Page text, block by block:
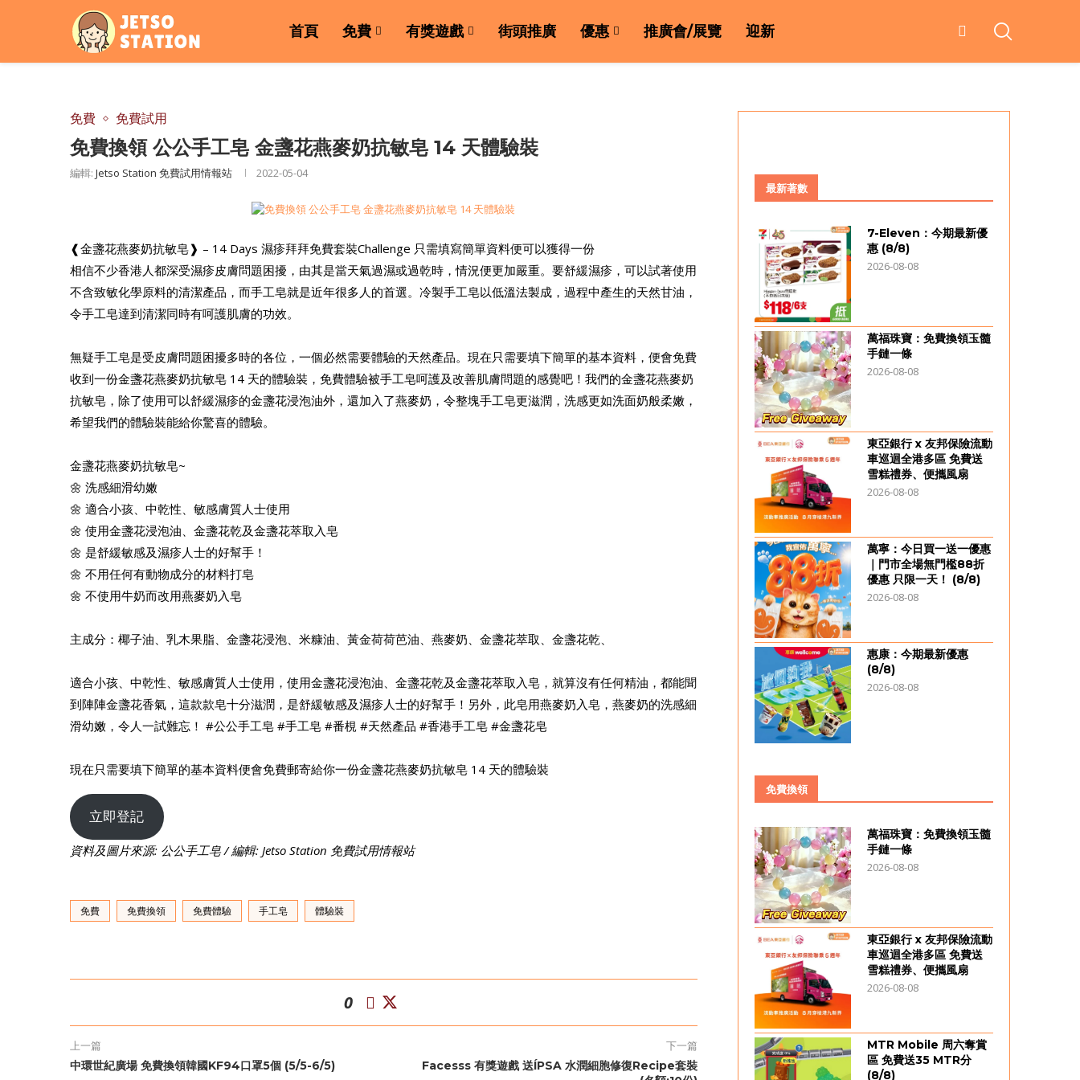
首頁 免費 有獎遊戲 街頭推廣 優惠 推廣會/展覽 迎新
免費 免費試用
免費換領 公公手工皂 金盞花燕麥奶抗敏皂 14 天體驗裝
編輯: Jetso Station 免費試用情報站 2022-05-04
❰金盞花燕麥奶抗敏皂❱​ – 14 Days 濕疹拜拜免費套裝Challenge 只需填寫簡單資料便可以獲得一份
相信不少香港人都深受濕疹皮膚問題困擾，由其是當天氣過濕或過乾時，情況便更加嚴重。要舒緩濕疹，可以試著使用
不含致敏化學原料的清潔產品，而手工皂就是近年很多人的首選。冷製手工皂以低溫法製成，過程中產生的天然甘油，
令手工皂達到清潔同時有呵護肌膚的功效。
無疑手工皂是受皮膚問題困擾多時的各位，一個必然需要體驗的天然產品。現在只需要填下簡單的基本資料，便會免費
收到一份金盞花燕麥奶抗敏皂 14 天的體驗裝，免費體驗被手工皂呵護及改善肌膚問題的感覺吧！我們的金盞花燕麥奶
抗敏皂，除了使用可以舒緩濕疹的金盞花浸泡油外，還加入了燕麥奶，令整塊手工皂更滋潤，洗感更如洗面奶般柔嫩，
希望我們的體驗裝能給你驚喜的體驗。
金盞花燕麥奶抗敏皂~
🌼 洗感細滑幼嫩
🌼 適合小孩、中乾性、敏感膚質人士使用
🌼 使用金盞花浸泡油、金盞花乾及金盞花萃取入皂
🌼 是舒緩敏感及濕疹人士的好幫手！
🌼 不用任何有動物成分的材料打皂
🌼 不使用牛奶而改用燕麥奶入皂
主成分：椰子油、乳木果脂、金盞花浸泡、米糠油、黃金荷荷芭油、燕麥奶、金盞花萃取、金盞花乾、
適合小孩、中乾性、敏感膚質人士使用，使用金盞花浸泡油、金盞花乾及金盞花萃取入皂，就算沒有任何精油，都能聞
到陣陣金盞花香氣，這款款皂十分滋潤，是舒緩敏感及濕疹人士的好幫手！另外，此皂用燕麥奶入皂，燕麥奶的洗感細
滑幼嫩，令人一試難忘！ #公公手工皂 #手工皂 #番梘 #天然產品 #香港手工皂 #金盞花皂
現在只需要填下簡單的基本資料便會免費郵寄給你一份金盞花燕麥奶抗敏皂 14 天的體驗裝
立即登記
資料及圖片來源: 公公手工皂 / 編輯: Jetso Station 免費試用情報站
免費 免費換領 免費體驗 手工皂 體驗裝
0
上一篇
中環世紀廣場 免費換領韓國KF94口罩5個 (5/5-6/5)
下一篇
Facesss 有獎遊戲 送ÍPSA 水潤細胞修復Recipe套裝
最新著數
7-Eleven：今期最新優
惠 (8/8)
2026-08-08
萬福珠寶：免費換領玉髓
手鏈一條
2026-08-08
東亞銀行 x 友邦保險流動
車巡迴全港多區 免費送
雪糕禮券、便攜風扇
2026-08-08
萬寧：今日買一送一優惠
｜門市全場無門檻88折
優惠 只限一天！ (8/8)
2026-08-08
惠康：今期最新優惠
(8/8)
2026-08-08
免費換領
萬福珠寶：免費換領玉髓
手鏈一條
2026-08-08
東亞銀行 x 友邦保險流動
車巡迴全港多區 免費送
雪糕禮券、便攜風扇
2026-08-08
MTR Mobile 周六奪賞
區 免費送35 MTR分
(8/8)